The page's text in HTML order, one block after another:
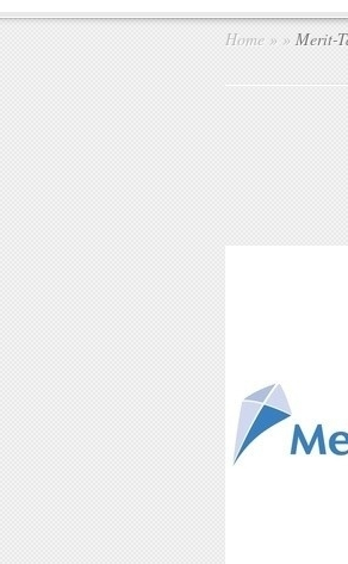
Home » » Merit-